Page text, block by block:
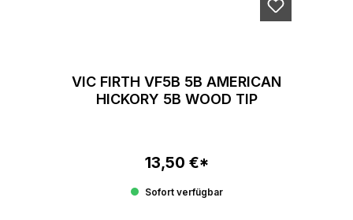
VIC FIRTH VF5B 5B AMERICAN
HICKORY 5B WOOD TIP
Regulärer Preis:
13,50 €*
Sofort verfügbar